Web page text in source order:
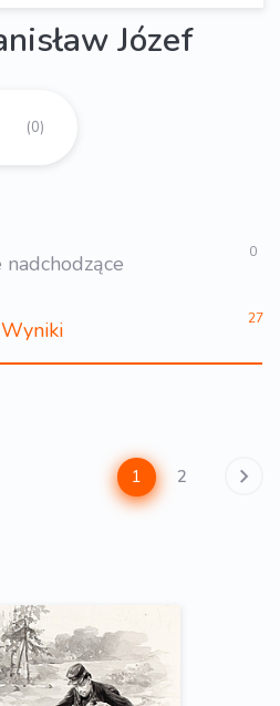
Józef
(0)
0
Wyniki 27
1 2